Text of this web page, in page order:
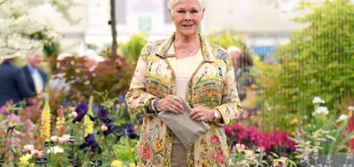
VIDEO
TV
PRINCIPATO
DI
MONACO